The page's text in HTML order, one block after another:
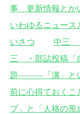
事 更新情報とか
いわゆるニュース
いさつ
中三
三 ・部誌投稿「
題———「溝」と
前に心得ておくこ
プ」と「人格の形